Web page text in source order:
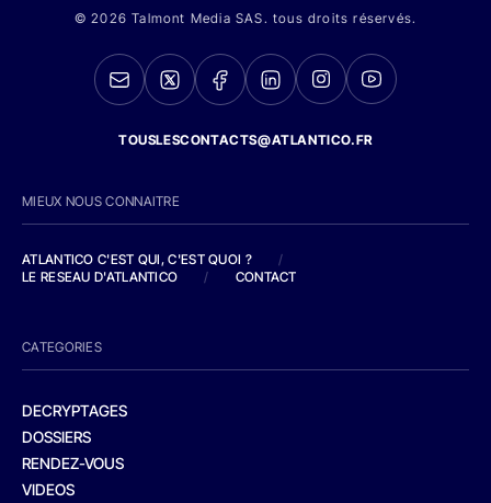
© 2026 Talmont Media SAS. tous droits réservés.
TOUSLESCONTACTS@ATLANTICO.FR
MIEUX NOUS CONNAITRE
ATLANTICO C'EST QUI, C'EST QUOI ?
/
LE RESEAU D'ATLANTICO
/ CONTACT
CATEGORIES
DECRYPTAGES
DOSSIERS
RENDEZ-VOUS
VIDEOS